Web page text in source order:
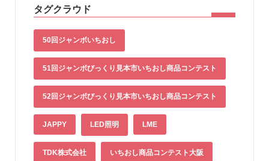
タグクラウド
50回ジャンボいちおし
51回ジャンボびっくり見本市いちおし商品コンテスト
52回ジャンボびっくり見本市いちおし商品コンテスト
JAPPY LED照明 LME
TDK株式会社 いちおし商品コンテスト大阪